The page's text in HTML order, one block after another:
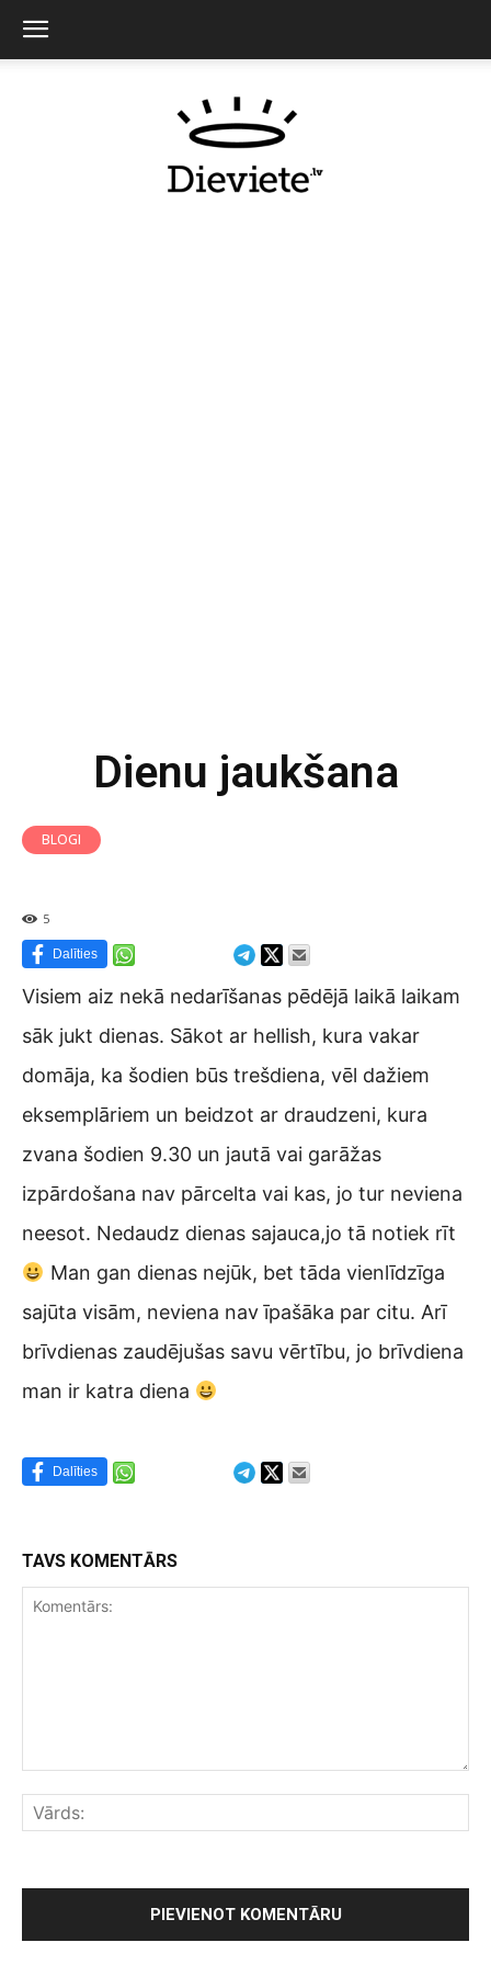
Dienu jaukšana
BLOGI
5
Dalīties
Visiem aiz nekā nedarīšanas pēdējā laikā laikam
sāk jukt dienas. Sākot ar hellish, kura vakar
domāja, ka šodien būs trešdiena, vēl dažiem
eksemplāriem un beidzot ar draudzeni, kura
zvana šodien 9.30 un jautā vai garāžas
izpārdošana nav pārcelta vai kas, jo tur neviena
neesot. Nedaudz dienas sajauca,jo tā notiek rīt
Man gan dienas nejūk, bet tāda vienlīdzīga
sajūta visām, neviena nav īpašāka par citu. Arī
brīvdienas zaudējušas savu vērtību, jo brīvdiena
man ir katra diena
Dalīties
TAVS KOMENTĀRS